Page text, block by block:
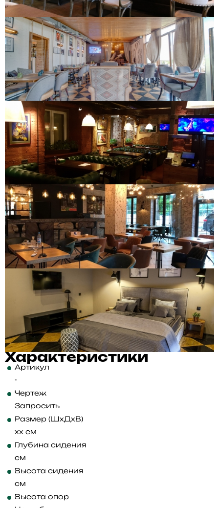
Характеристики
Артикул
-
Чертеж
Запросить
Размер (ШхДхВ)
xx см
Глубина сидения
см
Высота сидения
см
Высота опор